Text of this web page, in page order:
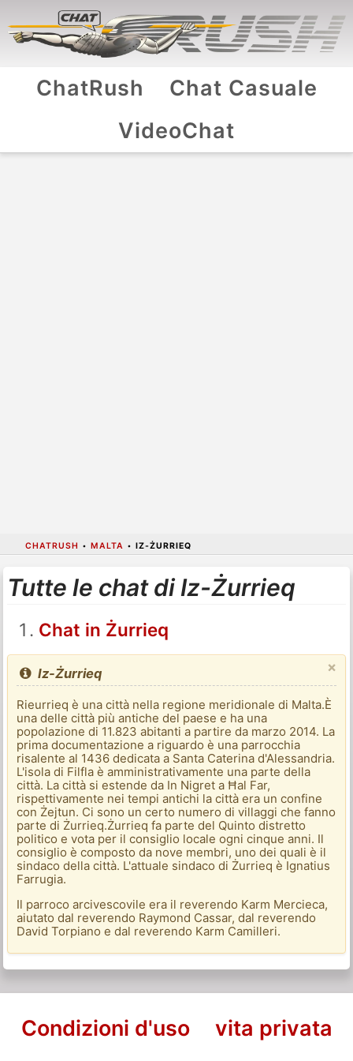
ChatRush
Chat Casuale
VideoChat
CHATRUSH • MALTA • IZ-ŻURRIEQ
Tutte le chat di Iz-Żurrieq
Chat in Żurrieq
×
Iz-Żurrieq
Rieurrieq è una città nella regione meridionale di Malta.È
una delle città più antiche del paese e ha una
popolazione di 11.823 abitanti a partire da marzo 2014. La
prima documentazione a riguardo è una parrocchia
risalente al 1436 dedicata a Santa Caterina d'Alessandria.
L'isola di Filfla è amministrativamente una parte della
città. La città si estende da In Nigret a Ħal Far,
rispettivamente nei tempi antichi la città era un confine
con Żejtun. Ci sono un certo numero di villaggi che fanno
parte di Żurrieq.Żurrieq fa parte del Quinto distretto
politico e vota per il consiglio locale ogni cinque anni. Il
consiglio è composto da nove membri, uno dei quali è il
sindaco della città. L'attuale sindaco di Żurrieq è Ignatius
Farrugia.
Il parroco arcivescovile era il reverendo Karm Mercieca,
aiutato dal reverendo Raymond Cassar, dal reverendo
David Torpiano e dal reverendo Karm Camilleri.
Condizioni d'uso
vita privata